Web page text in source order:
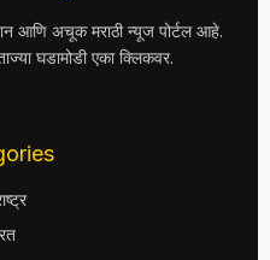
आणि अचूक मराठी न्यूज पोर्टल आहे.
घडामोडी एका क्लिकवर.